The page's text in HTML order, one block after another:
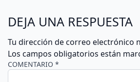
DEJA UNA RESPUESTA
Tu dirección de correo electrónico
Los campos obligatorios están
COMENTARIO *